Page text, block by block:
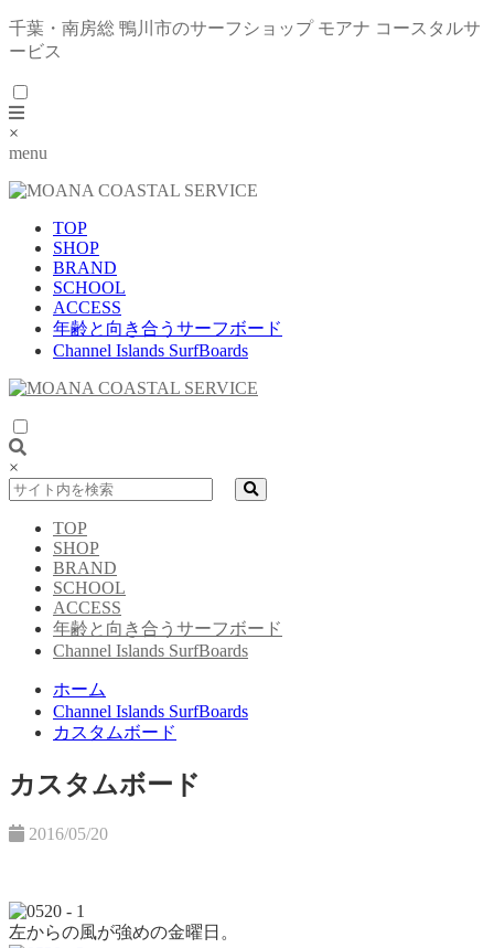
千葉・南房総 鴨川市のサーフショップ モアナ コースタルサ
ービス
×
menu
TOP
SHOP
BRAND
SCHOOL
ACCESS
年齢と向き合うサーフボード
Channel Islands SurfBoards
×
TOP
SHOP
BRAND
SCHOOL
ACCESS
年齢と向き合うサーフボード
Channel Islands SurfBoards
ホーム
Channel Islands SurfBoards
カスタムボード
カスタムボード
2016/05/20
左からの風が強めの金曜日。